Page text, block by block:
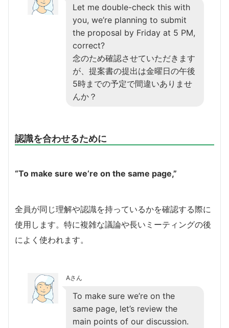
Let me double-check this with
you, we’re planning to submit
the proposal by Friday at 5 PM,
correct?
念のため確認させていただきます
が、提案書の提出は金曜日の午後
5時までの予定で間違いありませ
んか？
認識を合わせるために
“To make sure we’re on the same page,”
全員が同じ理解や認識を持っているかを確認する際に
使用します。特に複雑な議論や長いミーティングの後
によく使われます。
Aさん
To make sure we’re on the
same page, let’s review the
main points of our discussion.